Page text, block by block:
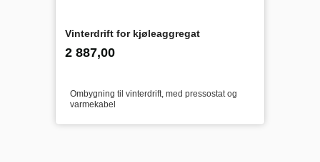
Vinterdrift for kjøleaggregat
Pris
2 887,00mva.
Ombygning til vinterdrift, med pressostat og
varmekabel